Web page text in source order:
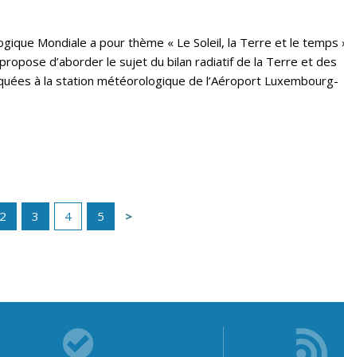
Mondiale a pour thème « Le Soleil, la Terre et le temps
d’aborder le sujet du bilan radiatif de la Terre et des
à la station météorologique de l’Aéroport Luxembourg-
2 3 4 5